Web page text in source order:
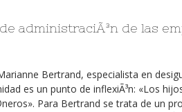
administraciÃ³n de las
Bertrand, especialista en
es un punto de inflexiÃ³n: «Los
Para Bertrand se trata de un